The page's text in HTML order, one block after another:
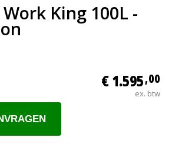
King 100L -
€ 1.595,00
ex. btw